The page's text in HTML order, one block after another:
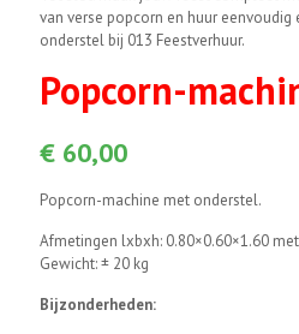
van verse popcorn en huur
onderstel bij 013 Feestverhuur.
Popcorn-
€ 60,00
Popcorn-machine met onderstel.
Afmetingen lxbxh: 0.80×0.60×1.60
Gewicht: ± 20 kg
Bijzonderheden: